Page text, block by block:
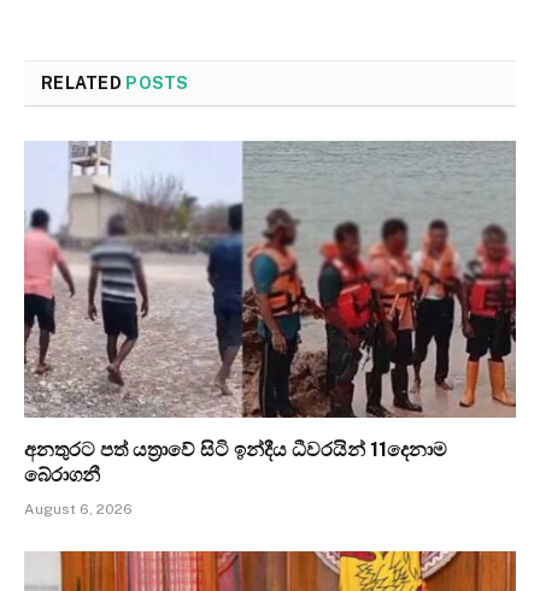
RELATED POSTS
අනතුරට පත් යත්‍රාවේ සිටි ඉන්දීය ධීවරයින් 11දෙනාම
බේරාගනී
August 6, 2026